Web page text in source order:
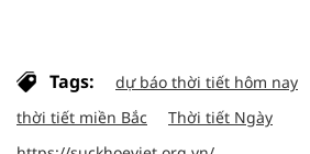
Tags: dự báo thời tiết hôm nay
thời tiết miền Bắc
Thời tiết Ngày